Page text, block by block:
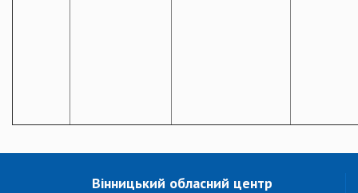
Вінницький обласний центр